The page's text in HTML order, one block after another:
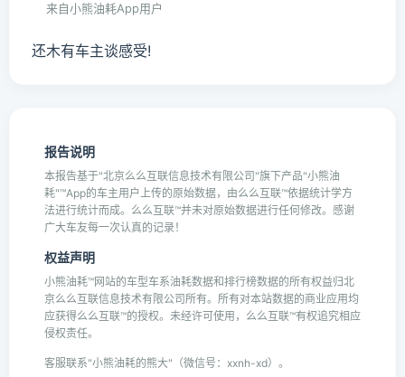
来自小熊油耗App用户
还木有车主谈感受!
报告说明
本报告基于"北京么么互联信息技术有限公司"旗下产品"小熊油
耗"™App的车主用户上传的原始数据，由么么互联™依据统计学方
法进行统计而成。么么互联™并未对原始数据进行任何修改。感谢
广大车友每一次认真的记录！
权益声明
小熊油耗™网站的车型车系油耗数据和排行榜数据的所有权益归北
京么么互联信息技术有限公司所有。所有对本站数据的商业应用均
应获得么么互联™的授权。未经许可使用，么么互联™有权追究相应
侵权责任。
客服联系"小熊油耗的熊大"（微信号：xxnh-xd）。